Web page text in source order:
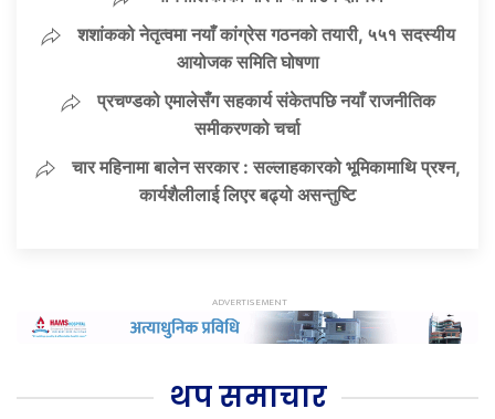
शशांकको नेतृत्वमा नयाँ कांग्रेस गठनको तयारी, ५५१ सदस्यीय
आयोजक समिति घोषणा
प्रचण्डको एमालेसँग सहकार्य संकेतपछि नयाँ राजनीतिक
समीकरणको चर्चा
चार महिनामा बालेन सरकार : सल्लाहकारको भूमिकामाथि प्रश्न,
कार्यशैलीलाई लिएर बढ्यो असन्तुष्टि
थप समाचार